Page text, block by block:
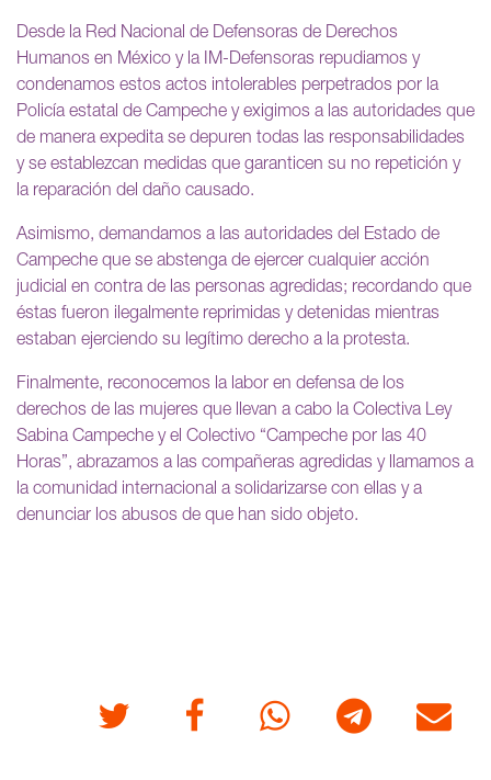
Desde la Red Nacional de Defensoras de Derechos
Humanos en México y la IM-Defensoras repudiamos y
condenamos estos actos intolerables perpetrados por la
Policía estatal de Campeche y exigimos a las autoridades que
de manera expedita se depuren todas las responsabilidades
y se establezcan medidas que garanticen su no repetición y
la reparación del daño causado.
Asimismo, demandamos a las autoridades del Estado de
Campeche que se abstenga de ejercer cualquier acción
judicial en contra de las personas agredidas; recordando que
éstas fueron ilegalmente reprimidas y detenidas mientras
estaban ejerciendo su legítimo derecho a la protesta.
Finalmente, reconocemos la labor en defensa de los
derechos de las mujeres que llevan a cabo la Colectiva Ley
Sabina Campeche y el Colectivo “Campeche por las 40
Horas”, abrazamos a las compañeras agredidas y llamamos a
la comunidad internacional a solidarizarse con ellas y a
denunciar los abusos de que han sido objeto.
Twitter FacebookWhatsappTelegram Correo